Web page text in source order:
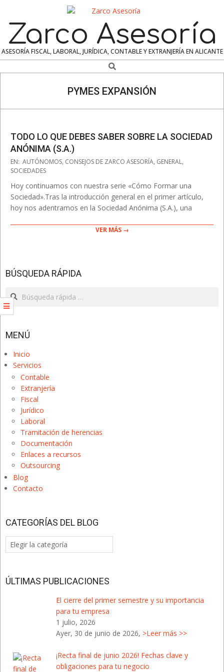
content
Zarco Asesoría
ASESORÍA FISCAL, LABORAL, JURÍDICA, CONTABLE Y EXTRANJERÍA EN ALICANTE
Search
PYMES EXPANSIÓN
TODO LO QUE DEBES SABER SOBRE LA SOCIEDAD
ANÓNIMA (S.A.)
2025-
08-
08
EN: AUTÓNOMOS, CONSEJOS DE ZARCO ASESORÍA, GENERAL,
SOCIEDADES
Hoy continuamos con nuestra serie «Cómo Formar una
Sociedad».Tras la introducción general en el primer artículo,
hoy nos adentramos en la Sociedad Anónima (S.A.), una
VER MÁS →
BÚSQUEDA RÁPIDA
Search
MENÚ
Inicio
Servicios
Contable
Extranjería
Fiscal
Jurídico
Laboral
Tramitación de herencias
Documentación
Enlaces a recursos
Outsourcing
Blog
Contacto
CATEGORÍAS DEL BLOG
Categorías
del
ÚLTIMAS PUBLICACIONES
El cierre del primer semestre y su importancia
para tu empresa
1 julio, 2026
Ayer, 30 de junio de 2026, >Leer más >>
¡Recta final de junio 2026! Fechas clave y
obligaciones para tu negocio